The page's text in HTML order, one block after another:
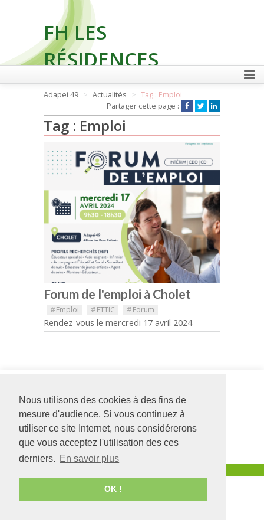
Nous utilisons des cookies à des fins de
mesure d'audience. Si vous continuez à
utiliser ce site Internet, nous considérerons
que vous acceptez l'utilisation des ces
derniers. En savoir plus
OK !
FH LES
RÉSIDENCES
FAIRE UN DON
Adapei 49 Actualités
Tag : Emploi
Partager cette page :
Tag : Emploi
Forum de l'emploi à Cholet
#Emploi #ETTIC #Forum
Rendez-vous le mercredi 17 avril 2024
126 rue Saint Léonard
49018AngersCEDEX
01
02 41 68 98 50
www.adapei49.asso.fr
Résidences
Hirondelles
49300CHOLET